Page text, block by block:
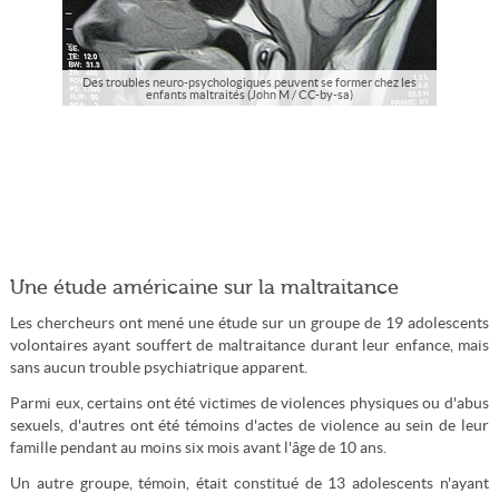
Des troubles neuro-psychologiques peuvent se former chez les
enfants maltraités (John M / CC-by-sa)
Une étude américaine sur la maltraitance
Les chercheurs ont mené une étude sur un groupe de 19 adolescents
volontaires ayant souffert de maltraitance durant leur enfance, mais
sans aucun trouble psychiatrique apparent.
Parmi eux, certains ont été victimes de violences physiques ou d'abus
sexuels, d'autres ont été témoins d'actes de violence au sein de leur
famille pendant au moins six mois avant l'âge de 10 ans.
Un autre groupe, témoin, était constitué de 13 adolescents n'ayant